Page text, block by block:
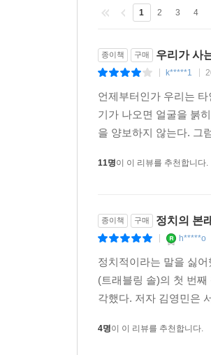
생각하는 시민, 질문하는 시
다음 대통령이 누가 될지
반응하기 전에 생각하는 시
“생각은 침잠이 아니라 모
단순히 반응하는 일을 넘어
1 2 3 4
종이책 구매 우리가 사
k*****1
언제부터인가 우리는
기가 나오면 얼굴을 붉
을 양보하지 않는다. 그
11명이 이 리뷰를 추천합니다.
종이책 구매 정치의 본
h*****o
정치적이라는 말을 싫
(트래블링 솔)의 첫 번
각했다. 저자 김영민은
4명이 이 리뷰를 추천합니다.